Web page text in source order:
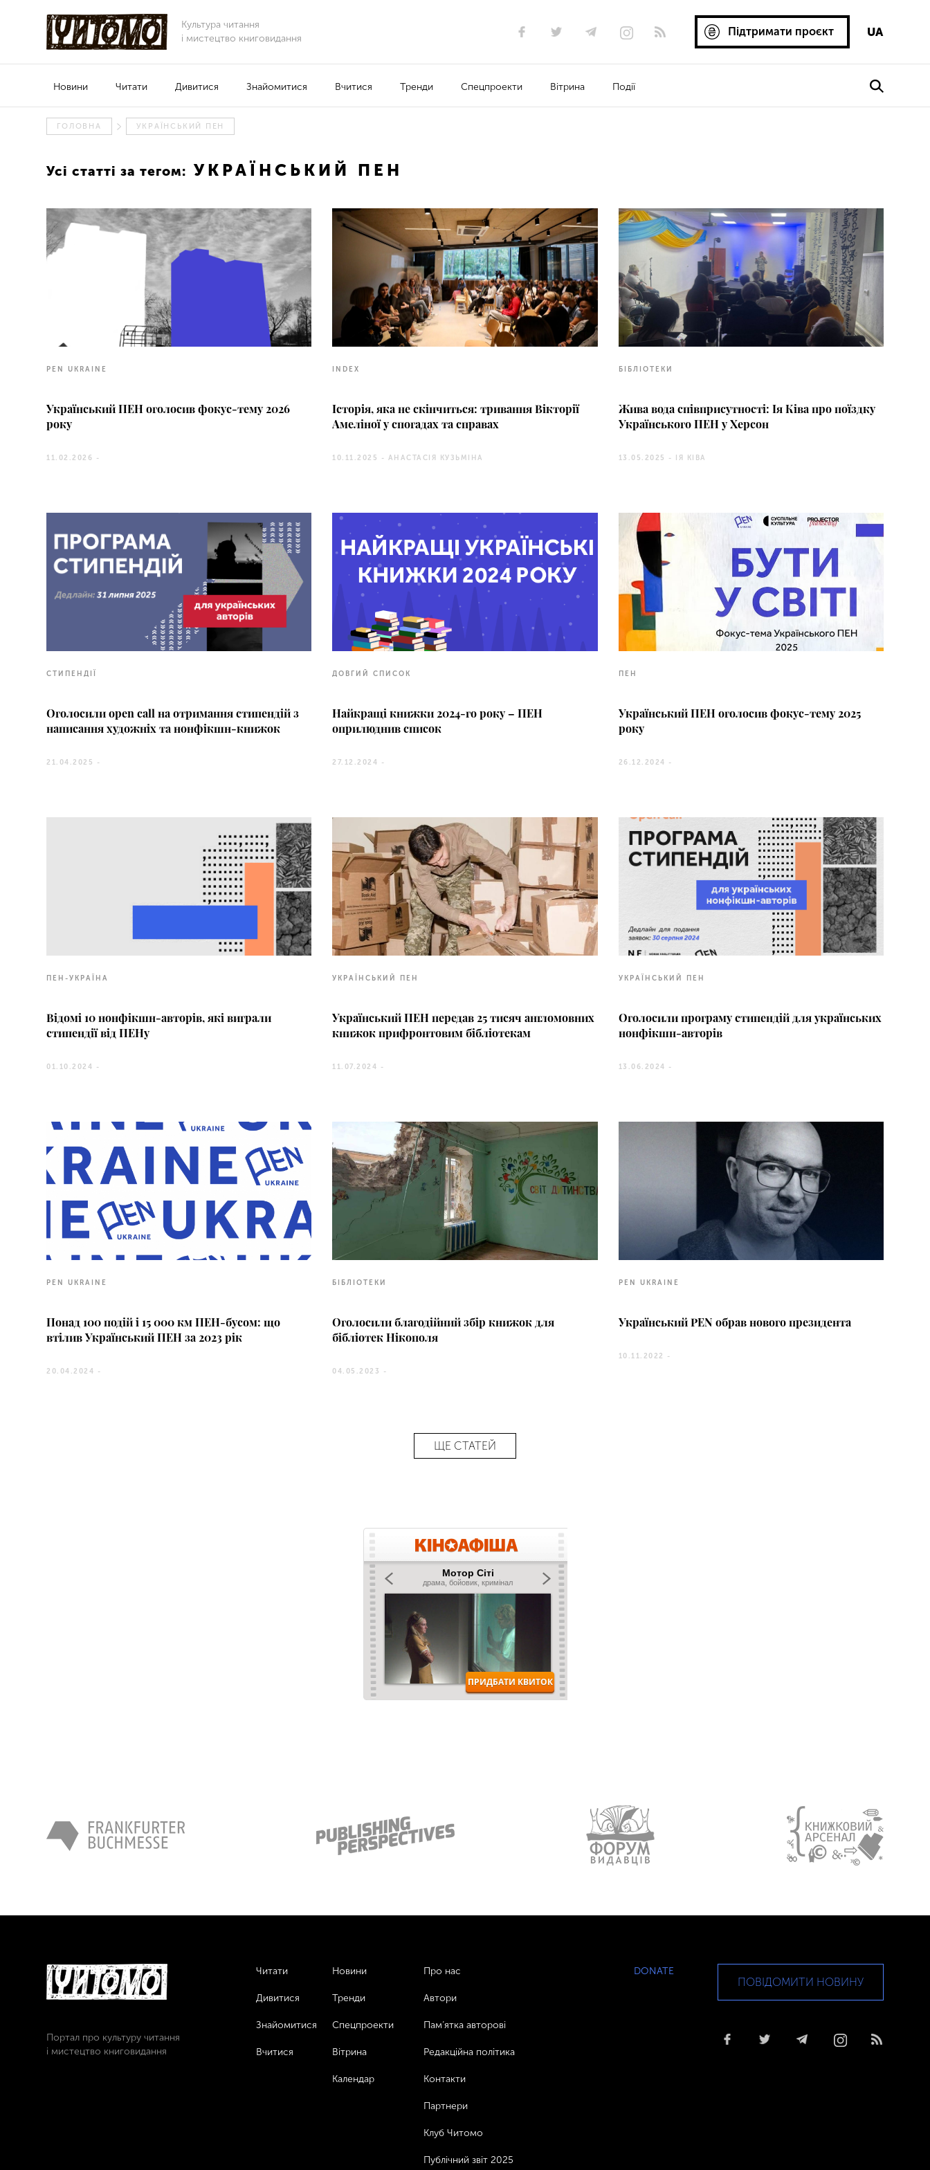
Культура читання
і мистецтво книговидання
UA
Підтримати проєкт
Новини Читати Дивитися Знайомитися Вчитися Тренди Спецпроекти Вітрина Події
ГОЛОВНА УКРАЇНСЬКИЙ ПЕН
Усі статті за тегом: УКРАЇНСЬКИЙ ПЕН
PEN UKRAINE
Український ПЕН оголосив фокус-тему 2026
року
11.02.2026 -
INDEX
Історія, яка не скінчиться: тривання Вікторії
Амеліної у спогадах та справах
10.11.2025 - АНАСТАСІЯ КУЗЬМІНА
БІБЛІОТЕКИ
Жива вода співприсутності: Ія Ківа про поїздку
Українського ПЕН у Херсон
13.05.2025 - ІЯ КІВА
СТИПЕНДІЇ
Оголосили open call на отримання стипендій з
написання художніх та нонфікшн-книжок
21.04.2025 -
ДОВГИЙ СПИСОК
Найкращі книжки 2024-го року – ПЕН
оприлюднив список
27.12.2024 -
ПЕН
Український ПЕН оголосив фокус-тему 2025
року
26.12.2024 -
ПЕН-УКРАЇНА
Відомі 10 нонфікшн-авторів, які виграли
стипендії від ПЕНу
01.10.2024 -
УКРАЇНСЬКИЙ ПЕН
Український ПЕН передав 25 тисяч англомовних
книжок прифронтовим бібліотекам
11.07.2024 -
УКРАЇНСЬКИЙ ПЕН
Оголосили програму стипендій для українських
нонфікшн-авторів
13.06.2024 -
PEN UKRAINE
Понад 100 подій і 15 000 км ПЕН-бусом: що
втілив Український ПЕН за 2023 рік
20.04.2024 -
БІБЛІОТЕКИ
Оголосили благодійний збір книжок для
бібліотек Нікополя
04.05.2023 -
PEN UKRAINE
Український PEN обрав нового президента
10.11.2022 -
ЩЕ СТАТЕЙ
Портал про культуру читання
і мистецтво книговидання
Читати
Дивитися
Знайомитися
Вчитися
Новини
Тренди
Спецпроекти
Вітрина
Календар
Про нас
Автори
Пам’ятка авторові
Редакційна політика
Контакти
Партнери
Клуб Читомо
Публічний звіт 2025
DONATE
ПОВІДОМИТИ НОВИНУ